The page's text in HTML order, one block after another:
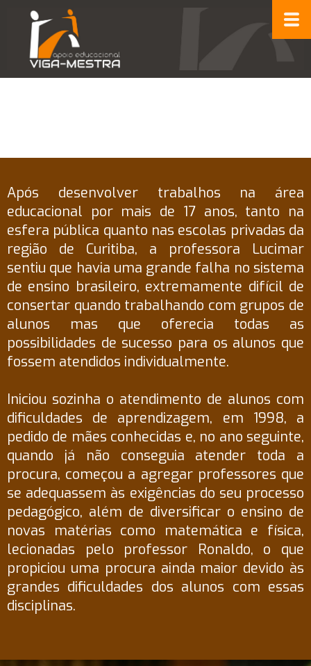
Após desenvolver trabalhos na área
educacional por mais de 17 anos, tanto na
esfera pública quanto nas escolas privadas da
região de Curitiba, a professora Lucimar
sentiu que havia uma grande falha no sistema
de ensino brasileiro, extremamente difícil de
consertar quando trabalhando com grupos de
alunos mas que oferecia todas as
possibilidades de sucesso para os alunos que
fossem atendidos individualmente.
Iniciou sozinha o atendimento de alunos com
dificuldades de aprendizagem, em 1998, a
pedido de mães conhecidas e, no ano seguinte,
quando já não conseguia atender toda a
procura, começou a agregar professores que
se adequassem às exigências do seu processo
pedagógico, além de diversificar o ensino de
novas matérias como matemática e física,
lecionadas pelo professor Ronaldo, o que
propiciou uma procura ainda maior devido às
grandes dificuldades dos alunos com essas
disciplinas.